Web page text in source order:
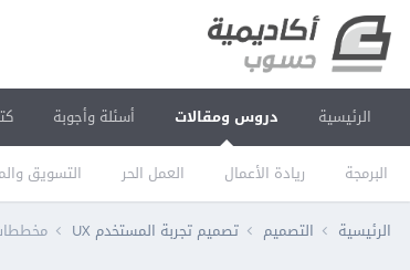
الرئيسية دروس ومقالات
البرمجة ريادة الأعمال العمل الحر التسويق
أسئلة وأجوبة
الرئيسية التصميم تصميم تجربة المستخدم UX